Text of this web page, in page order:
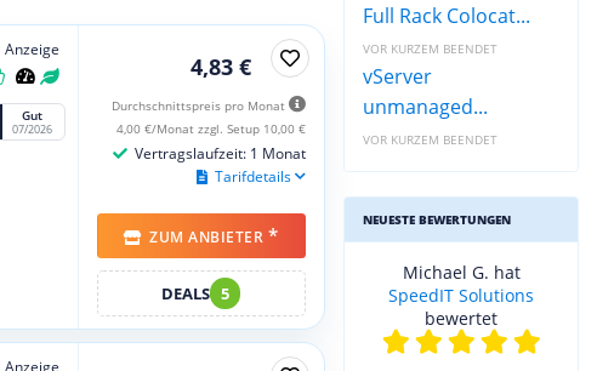
Anzeige
Gut
07/2026
4,83 €
Durchschnittspreis pro Monat
4,00 €/Monat zzgl. Setup 10,00 €
Vertragslaufzeit: 1 Monat
Tarifdetails
ZUM ANBIETER *
DEALS 5
Anzeige
Full Rack Colocat...
VOR KURZEM BEENDET
vServer
unmanaged...
VOR KURZEM BEENDET
NEUESTE BEWERTUNGEN
Michael G. hat
SpeedIT Solutions
bewertet